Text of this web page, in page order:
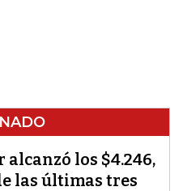
los $4.246,
las últimas tres